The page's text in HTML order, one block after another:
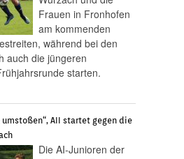
Frauen in Fronhofen
am kommenden
während bei den
auch die jüngeren
starten.
umstoßen“, AII startet gegen die
Die AI-Junioren der